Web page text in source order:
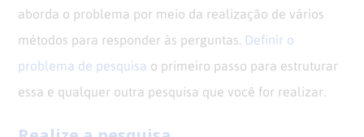
aborda o problema por meio da realização de vários
métodos para responder às perguntas. Definir o
problema de pesquisa o primeiro passo para estruturar
essa e qualquer outra pesquisa que você for realizar.